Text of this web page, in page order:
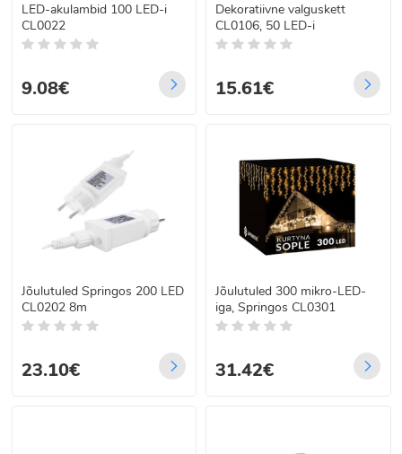
LED-akulambid 100 LED-i
CL0022
9.08€
Dekoratiivne valguskett
CL0106, 50 LED-i
15.61€
Jõulutuled Springos 200 LED
CL0202 8m
23.10€
Jõulutuled 300 mikro-LED-
iga, Springos CL0301
31.42€